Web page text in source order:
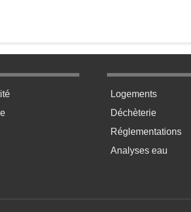
bas de page 1 Menu pratique
Logements
Déchèterie
Réglementations
Analyses eau